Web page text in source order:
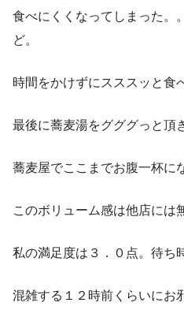
食べにくくなってしまった。
ど。
時間をかけずにスススッと食
最後に蕎麦湯をグググっと頂
蕎麦屋でここまでお腹一杯に
このボリューム感は他店には
私の満足度は３．０点。待ち
混雑する１２時前くらいにお